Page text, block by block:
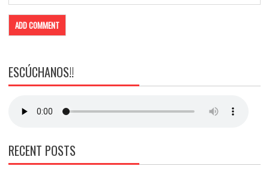
ESCÚCHANOS!!
RECENT POSTS